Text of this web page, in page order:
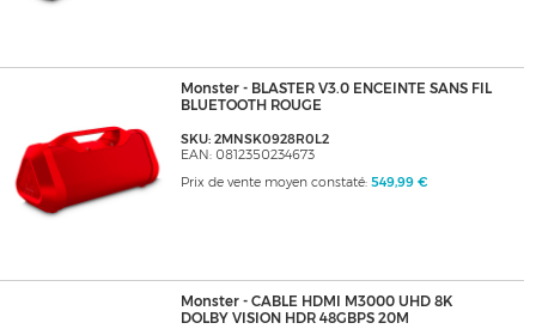
Monster - BLASTER V3.0 ENCEINTE SANS FIL
BLUETOOTH ROUGE
SKU: 2MNSK0928R0L2
EAN: 0812350234673
Prix de vente moyen constaté: 549,99 €
Monster - CABLE HDMI M3000 UHD 8K
DOLBY VISION HDR 48GBPS 20M